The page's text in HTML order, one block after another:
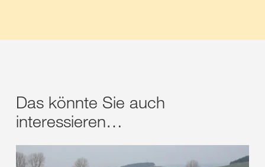
Das könnte Sie auch
interessieren…